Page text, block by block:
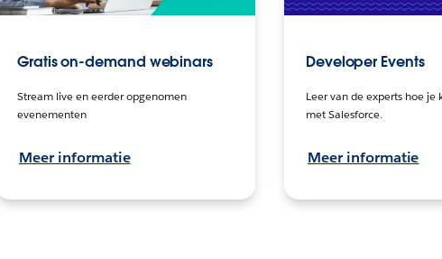
Gratis on-demand webinars
Stream live en eerder opgenomen
evenementen
Meer informatie
Developer Events
Leer van de experts hoe je
met Salesforce.
Meer informatie